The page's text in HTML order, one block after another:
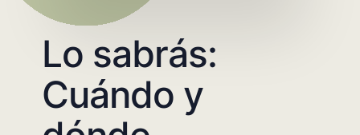
Lo sabrás:
Cuándo y